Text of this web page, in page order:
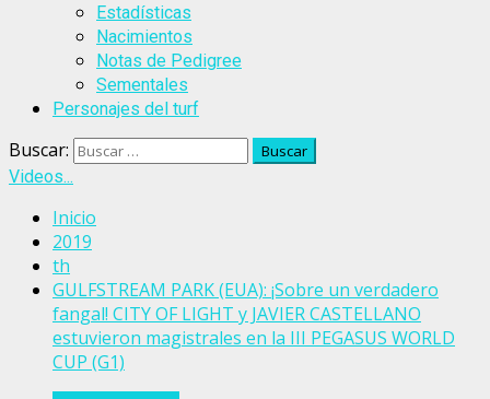
Estadísticas
Nacimientos
Notas de Pedigree
Sementales
Personajes del turf
Buscar:
Videos...
Inicio
2019
th
GULFSTREAM PARK (EUA): ¡Sobre un verdadero
fangal! CITY OF LIGHT y JAVIER CASTELLANO
estuvieron magistrales en la III PEGASUS WORLD
CUP (G1)